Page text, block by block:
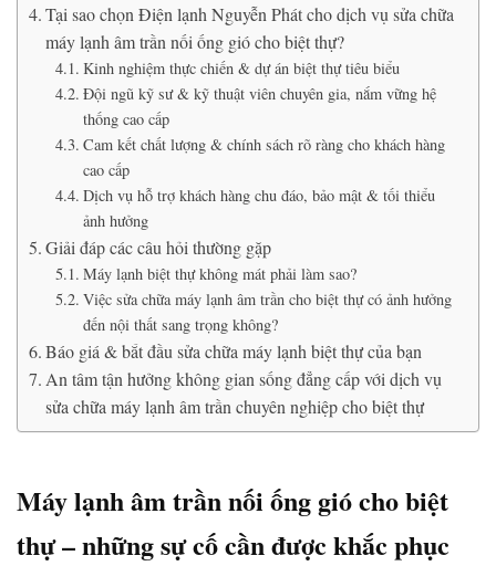
Tại sao chọn Điện lạnh Nguyễn Phát cho dịch vụ sửa chữa
máy lạnh âm trần nối ống gió cho biệt thự?
Kinh nghiệm thực chiến & dự án biệt thự tiêu biểu
Đội ngũ kỹ sư & kỹ thuật viên chuyên gia, nắm vững hệ
thống cao cấp
Cam kết chất lượng & chính sách rõ ràng cho khách hàng
cao cấp
Dịch vụ hỗ trợ khách hàng chu đáo, bảo mật & tối thiểu
ảnh hưởng
Giải đáp các câu hỏi thường gặp
Máy lạnh biệt thự không mát phải làm sao?
Việc sửa chữa máy lạnh âm trần cho biệt thự có ảnh hưởng
đến nội thất sang trọng không?
Báo giá & bắt đầu sửa chữa máy lạnh biệt thự của bạn
An tâm tận hưởng không gian sống đẳng cấp với dịch vụ
sửa chữa máy lạnh âm trần chuyên nghiệp cho biệt thự
Máy lạnh âm trần nối ống gió cho biệt
thự – những sự cố cần được khắc phục